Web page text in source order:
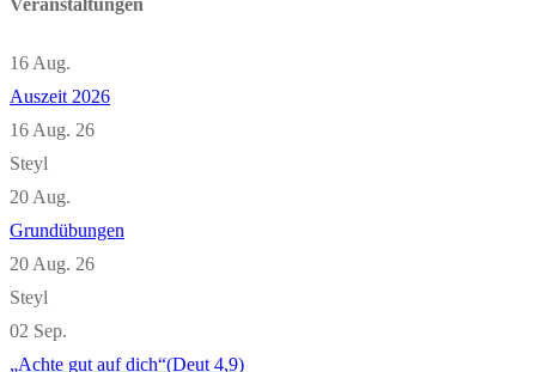
Veranstaltungen
16 Aug.
Auszeit 2026
16 Aug. 26
Steyl
20 Aug.
Grundübungen
20 Aug. 26
Steyl
02 Sep.
„Achte gut auf dich“(Deut 4,9)